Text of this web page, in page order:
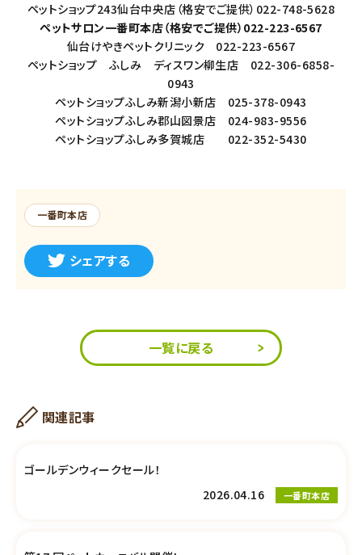
ペットショップ243仙台中央店（格安でご提供）022-748-5628
ペットサロン一番町本店（格安でご提供）022-223-6567
仙台けやきペットクリニック 022-223-6567
ペットショップ ふしみ ディスワン柳生店 022-306-6858-
0943
ペットショップふしみ新潟小新店 025-378-0943
ペットショップふしみ郡山図景店 024-983-9556
ペットショップふしみ多賀城店 022-352-5430
一番町本店
シェアする
一覧に戻る
関連記事
ゴールデンウィークセール！
2026.04.16
一番町本店